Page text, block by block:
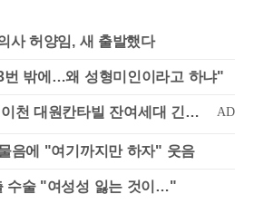
사 허양임, 새 출발했다
번 밖에…왜 성형미인이라고 하냐"
음에 "여기까지만 하자" 웃음
수술 "여성성 잃는 것이…"